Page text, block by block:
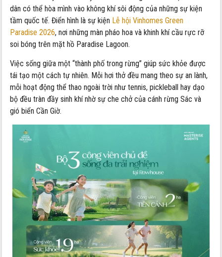
dân có thể hòa mình vào không khí sôi động của những sự kiện
tầm quốc tế. Điển hình là sự kiện Lễ hội Vinhomes Green
Paradise 2026, nơi những màn pháo hoa và khinh khí cầu rực rỡ
soi bóng trên mặt hồ Paradise Lagoon.
Việc sống giữa một “thành phố trong rừng” giúp sức khỏe được
tái tạo một cách tự nhiên. Mỗi hơi thở đều mang theo sự an lành,
mỗi hoạt động thể thao ngoài trời như tennis, pickleball hay dạo
bộ đều tràn đầy sinh khí nhờ sự che chở của cánh rừng Sác và
gió biển Cần Giờ.